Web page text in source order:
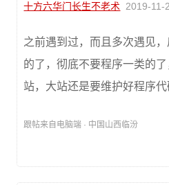
十方六华门长生不老术 2019-11-
之前遇到过，而且多次遇见
的了，彻底不要程序一类的
站，大站还是要维护好程序代
跟帖来自电脑端 · 中国山西临汾